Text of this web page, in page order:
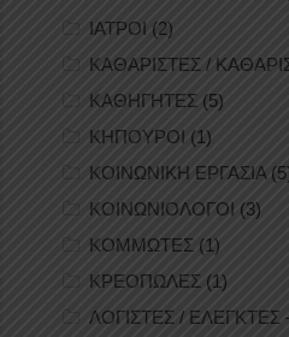
ΙΑΤΡΟΙ (2)
ΚΑΘΑΡΙΣΤΕΣ /
ΚΑΘΗΓΗΤΕΣ (5)
ΚΗΠΟΥΡΟΙ (1)
ΚΟΙΝΩΝΙΚΗ ΕΡΓΑΣΙΑ
ΚΟΙΝΩΝΙΟΛΟΓΟΙ (3)
ΚΟΜΜΩΤΕΣ (1)
ΚΡΕΟΠΩΛΕΣ (1)
ΛΟΓΙΣΤΕΣ / ΕΛΕΓΚΤΕΣ